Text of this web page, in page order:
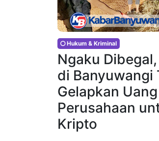
Hukum & Kriminal
Ngaku
di Banyuwangi
Gelapkan Uang
Perusahaan
Kripto